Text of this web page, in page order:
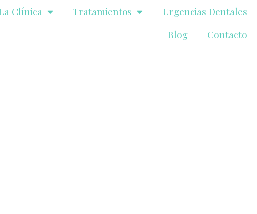
Clínica Tratamientos
Urgencias Dentales
Blog
Contacto